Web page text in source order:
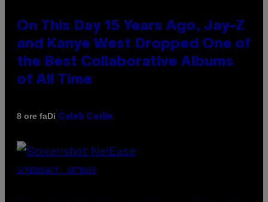
On This Day 15 Years Ago, Jay-Z
and Kanye West Dropped One of
the Best Collaborative Albums
of All Time
8 ore faDi Caleb Catlin
SCREENSHOT: NETEASE